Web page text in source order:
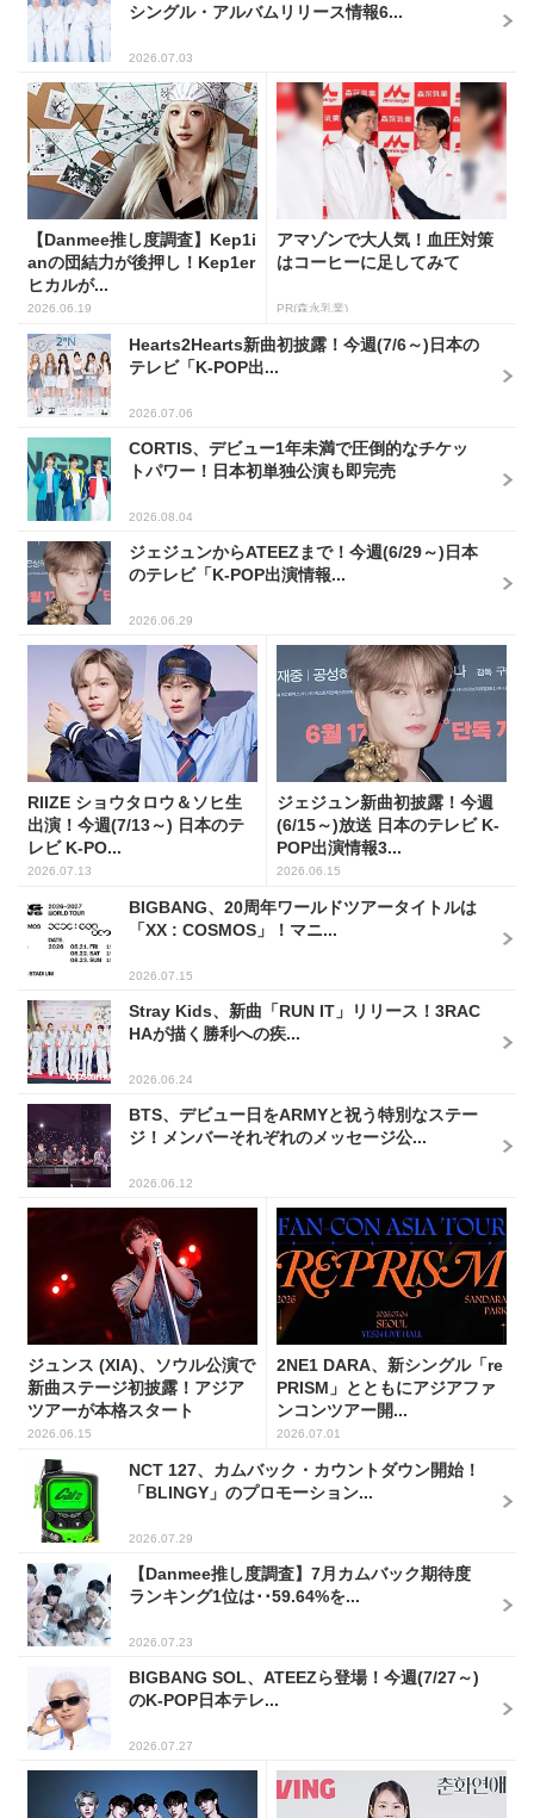
シングル・アルバムリリース情報6...
2026.07.03
【Danmee推し度調査】Kep1i
anの団結力が後押し！Kep1er
ヒカルが...
2026.06.19
アマゾンで大人気！血圧対策
はコーヒーに足してみて
PR(森永乳業)
Hearts2Hearts新曲初披露！今週(7/6～)日本の
テレビ「K-POP出...
2026.07.06
CORTIS、デビュー1年未満で圧倒的なチケッ
トパワー！日本初単独公演も即完売
2026.08.04
ジェジュンからATEEZまで！今週(6/29～)日本
のテレビ「K-POP出演情報...
2026.06.29
RIIZE ショウタロウ＆ソヒ生
出演！今週(7/13～) 日本のテ
レビ K-PO...
2026.07.13
ジェジュン新曲初披露！今週
(6/15～)放送 日本のテレビ K-
POP出演情報3...
2026.06.15
BIGBANG、20周年ワールドツアータイトルは
「XX : COSMOS」！マニ...
2026.07.15
Stray Kids、新曲「RUN IT」リリース！3RAC
HAが描く勝利への疾...
2026.06.24
BTS、デビュー日をARMYと祝う特別なステー
ジ！メンバーそれぞれのメッセージ公...
2026.06.12
ジュンス (XIA)、ソウル公演で
新曲ステージ初披露！アジア
ツアーが本格スタート
2026.06.15
2NE1 DARA、新シングル「re
PRISM」とともにアジアファ
ンコンツアー開...
2026.07.01
NCT 127、カムバック・カウントダウン開始！
「BLINGY」のプロモーション...
2026.07.29
【Danmee推し度調査】7月カムバック期待度
ランキング1位は･･59.64%を...
2026.07.23
BIGBANG SOL、ATEEZら登場！今週(7/27～)
のK-POP日本テレ...
2026.07.27